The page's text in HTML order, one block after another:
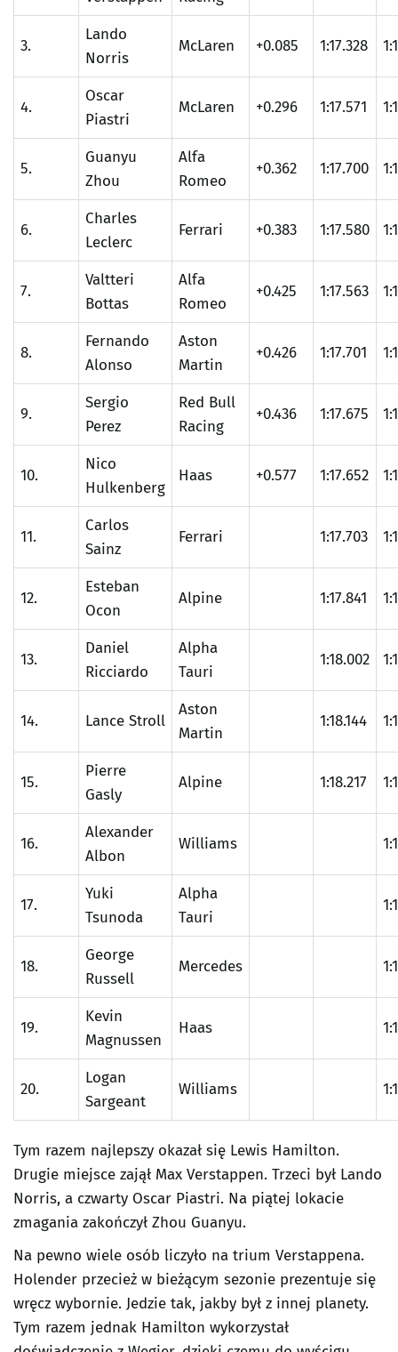
3.
Lando
Norris
McLaren +0.085 1:17.328
4.
Oscar
Piastri
McLaren +0.296 1:17.571
5.
Guanyu
Zhou
Alfa
Romeo
+0.362 1:17.700
6.
Charles
Leclerc
Ferrari +0.383 1:17.580
7.
Valtteri
Bottas
Alfa
Romeo
+0.425 1:17.563
8.
Fernando
Alonso
Aston
Martin
+0.426 1:17.701
9.
Sergio
Perez
Red Bull
Racing
+0.436 1:17.675
10.
Nico
Hulkenberg
Haas +0.577 1:17.652
11.
Carlos
Sainz
Ferrari 1:17.703
12.
Esteban
Ocon
Alpine 1:17.841
13.
Daniel
Ricciardo
Alpha
Tauri
1:18.002
14. Lance Stroll
Aston
Martin
1:18.144
15.
Pierre
Gasly
Alpine 1:18.217
16.
Alexander
Albon
Williams
17.
Yuki
Tsunoda
Alpha
Tauri
18.
George
Russell
Mercedes
19.
Kevin
Magnussen
Haas
20.
Logan
Sargeant
Williams
Tym razem najlepszy okazał się Lewis Hamilton.
Drugie miejsce zajął Max Verstappen. Trzeci był Lando
Norris, a czwarty Oscar Piastri. Na piątej lokacie
zmagania zakończył Zhou Guanyu.
Na pewno wiele osób liczyło na trium Verstappena.
Holender przecież w bieżącym sezonie prezentuje się
wręcz wybornie. Jedzie tak, jakby był z innej planety.
Tym razem jednak Hamilton wykorzystał